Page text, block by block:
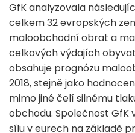
GfK analyzovala
celkem 32 evropských
maloobchodní obrat a
celkových výdajích
obsahuje prognózu
2018, stejně jako
mimo jiné čelí silnému
obchodu. Společnost
sílu v eurech na základě